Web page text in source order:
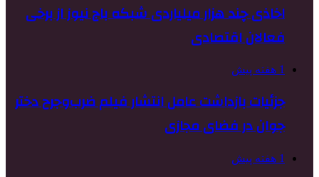
اخاذی چند هزار میلیاردی شبکه باج نیوز از برخی
فعالان اقتصادی
1 هفته پیش
جزئیات بازداشت عامل انتشار فیلم ضرب‌وجرح دختر
جوان در فضای مجازی
1 هفته پیش